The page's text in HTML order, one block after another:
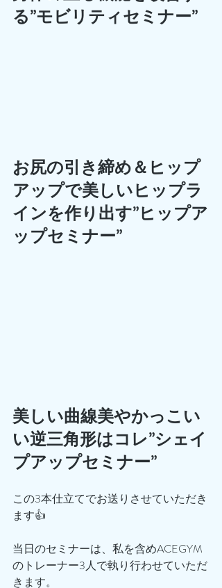
る”モビリティセミナー”
お尻の引き締め＆ヒップ
アップで美しいヒップラ
インを作り出す”ヒップア
ップセミナー”
美しい曲線美やかっこい
い逆三角形はコレ”シェイ
プアップセミナー”
この3本仕立てでお送りさせていただき
ます👍
当日のセミナーは、私を含めACEGYM
のトレーナー3人で執り行わせていただ
きます。